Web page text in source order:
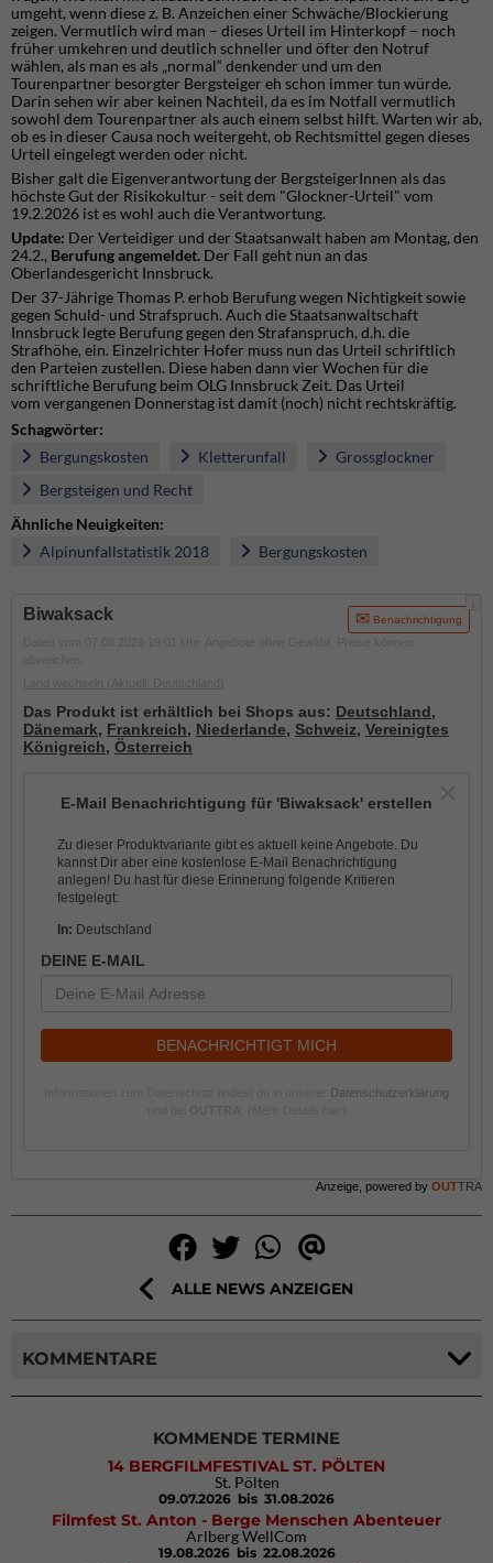
umgeht, wenn diese z. B. Anzeichen einer Schwäche/Blockierung
zeigen. Vermutlich wird man – dieses Urteil im Hinterkopf – noch
früher umkehren und deutlich schneller und öfter den Notruf
wählen, als man es als „normal“ denkender und um den
Tourenpartner besorgter Bergsteiger eh schon immer tun würde.
Darin sehen wir aber keinen Nachteil, da es im Notfall vermutlich
sowohl dem Tourenpartner als auch einem selbst hilft. Warten wir ab,
ob es in dieser Causa noch weitergeht, ob Rechtsmittel gegen dieses
Urteil eingelegt werden oder nicht.
Bisher galt die Eigenverantwortung der BergsteigerInnen als das
höchste Gut der Risikokultur - seit dem "Glockner-Urteil" vom
19.2.2026 ist es wohl auch die Verantwortung.
Update: Der Verteidiger und der Staatsanwalt haben am Montag, den
24.2., Berufung angemeldet. Der Fall geht nun an das
Oberlandesgericht Innsbruck.
Der 37-Jährige Thomas P. erhob Berufung wegen Nichtigkeit sowie
gegen Schuld- und Strafspruch. Auch die Staatsanwaltschaft
Innsbruck legte Berufung gegen den Strafanspruch, d.h. die
Strafhöhe, ein. Einzelrichter Hofer muss nun das Urteil schriftlich
den Parteien zustellen. Diese haben dann vier Wochen für die
schriftliche Berufung beim OLG Innsbruck Zeit. Das Urteil
vom vergangenen Donnerstag ist damit (noch) nicht rechtskräftig.
Schagwörter:
Bergungskosten
Kletterunfall
Grossglockner
Bergsteigen und Recht
Ähnliche Neuigkeiten:
Alpinunfallstatistik 2018
Bergungskosten
Biwaksack Benachrichtigung
Das Produkt ist erhältlich bei Shops aus: Deutschland,
Dänemark, Frankreich, Niederlande, Schweiz, Vereinigtes
Königreich, Österreich
E-Mail Benachrichtigung für 'Biwaksack' erstellen
Zu dieser Produktvariante gibt es aktuell keine Angebote. Du
kannst Dir aber eine kostenlose E-Mail Benachrichtigung
anlegen! Du hast für diese Erinnerung folgende Kritieren
festgelegt:
In: Deutschland
DEINE E-MAIL
BENACHRICHTIGT MICH
Datenschutzerklärung
Anzeige, powered by OUTTRA
ALLE NEWS ANZEIGEN
KOMMENTARE
KOMMENDE TERMINE
14 BERGFILMFESTIVAL ST. PÖLTEN
St. Pölten
09.07.2026 bis 31.08.2026
Filmfest St. Anton - Berge Menschen Abenteuer
Arlberg WellCom
19.08.2026 bis 22.08.2026